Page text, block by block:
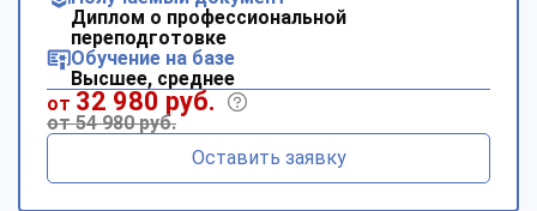
Диплом о профессиональной
переподготовке
Обучение на базе
Высшее, среднее
от 32 980 руб.
от 54 980 руб.
Оставить заявку